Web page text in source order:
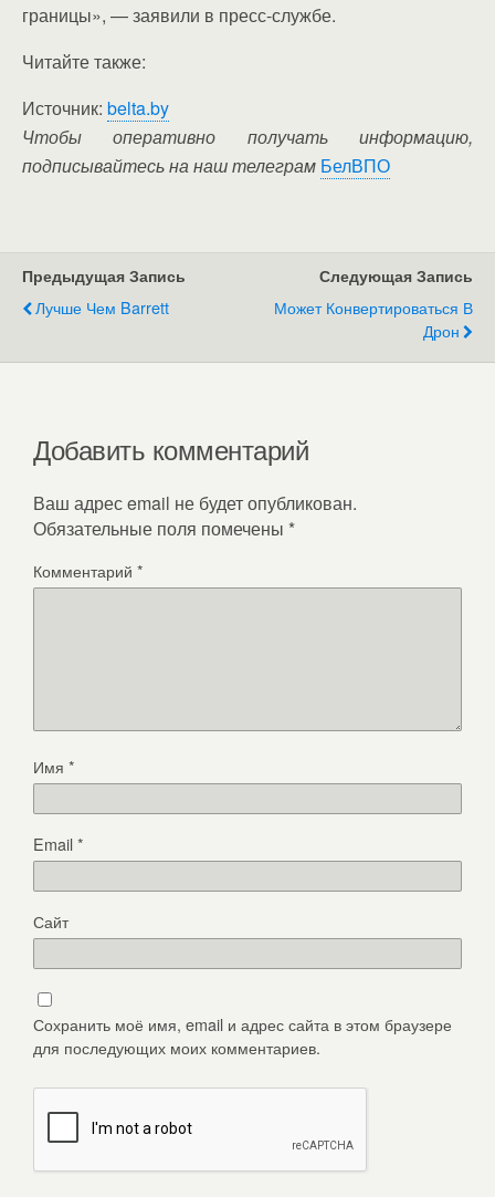
границы», — заявили в пресс-службе.
Читайте также:
Источник: belta.by
Чтобы оперативно получать информацию,
подписывайтесь на наш телеграм БелВПО
Предыдущая Запись
Лучше Чем Barrett
Следующая Запись
Может Конвертироваться В
Дрон
Добавить комментарий
Ваш адрес email не будет опубликован.
Обязательные поля помечены *
Комментарий *
Имя *
Email*
Сайт
Сохранить моё имя, email и адрес сайта в этом браузере
для последующих моих комментариев.